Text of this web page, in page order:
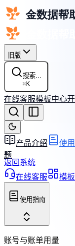
旧版
搜索...
⌘K
在线客服模板中心
产品介绍 使
题
返回系统
在线客服
模
使用指南
账号与账单用量